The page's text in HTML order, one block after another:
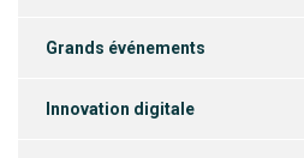
Grands événements
Innovation digitale